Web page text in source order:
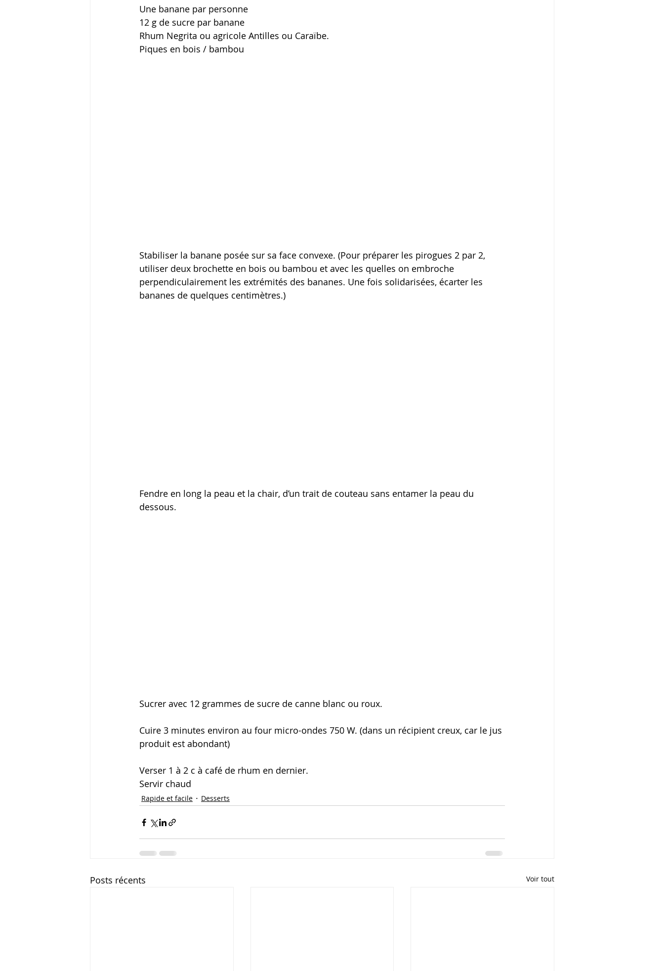
Une banane par personne
12 g de sucre par banane
Rhum Negrita ou agricole Antilles ou Caraïbe.
Piques en bois / bambou
Stabiliser la banane posée sur sa face convexe. (Pour préparer les pirogues 2 par 2,
utiliser deux brochette en bois ou bambou et avec les quelles on embroche
perpendiculairement les extrémités des bananes. Une fois solidarisées, écarter les
bananes de quelques centimètres.)
Fendre en long la peau et la chair, d’un trait de couteau sans entamer la peau du
dessous.
Sucrer avec 12 grammes de sucre de canne blanc ou roux.
Cuire 3 minutes environ au four micro-ondes 750 W. (dans un récipient creux, car le jus
produit est abondant)
Verser 1 à 2 c à café de rhum en dernier.
Servir chaud
Rapide et facile Desserts
Posts récents Voir tout